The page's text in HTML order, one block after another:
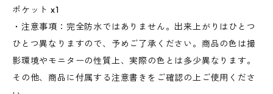
ポケット x1
・注意事項：完全防水ではありません。出来上がりはひとつ
ひとつ異なりますので、予めご了承ください。商品の色は撮
影環境やモニターの性質上、実際の色とは多少異なります。
その他、商品に付属する注意書きをご確認の上ご使用くださ